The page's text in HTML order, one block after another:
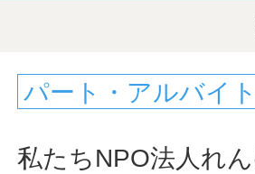
パート・アルバイト
私たちNPO法人れ